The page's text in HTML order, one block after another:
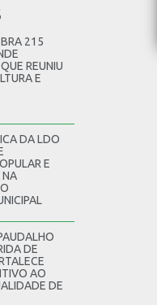
215
REUNIU
E
DA LDO
E
NA
DE
AO
DE